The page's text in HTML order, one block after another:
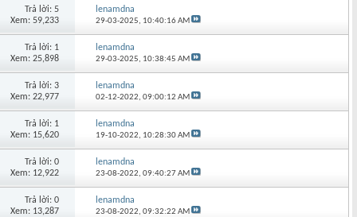
Trả lời: 5
Xem: 59,233
lenamdna
29-03-2025, 10:40:16 AM
Trả lời: 1
Xem: 25,898
lenamdna
29-03-2025, 10:38:45 AM
Trả lời: 3
Xem: 22,977
lenamdna
02-12-2022,09:00:12 AM
Trả lời: 1
Xem: 15,620
lenamdna
19-10-2022, 10:28:30 AM
Trả lời: 0
Xem: 12,922
lenamdna
23-08-2022,09:40:27 AM
Trả lời: 0
Xem: 13,287
lenamdna
23-08-2022,09:32:22 AM